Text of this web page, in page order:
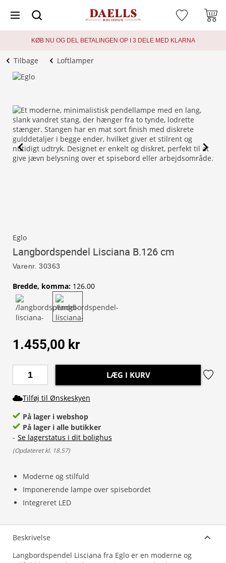
KØB NU OG DEL BETALINGEN OP I 3 DELE MED KLARNA
Tilbage Loftlamper
Eglo
Langbordspendel Lisciana B.126 cm
Varenr. 30363
Moderne og stilfuld
Imponerende lampe over spisebordet
Integreret LED
Bredde, komma: 126.00
1.455,00 kr
LÆG I KURV
Tilføj til Ønskeskyen
På lager i webshop
På lager i alle butikker
- Se lagerstatus i dit bolighus
(Opdateret kl. 18.57)
Beskrivelse
Langbordspendel Lisciana fra Eglo er en moderne og